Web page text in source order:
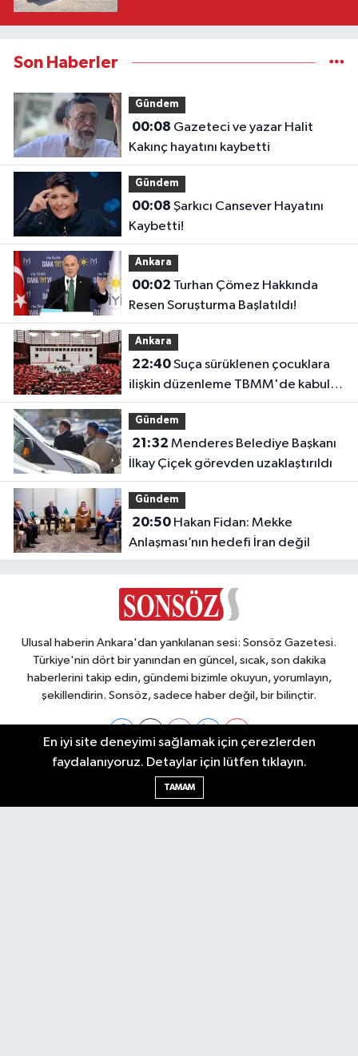
Son Haberler
Gündem
00:08
Kakınç hayatını kaybetti
Gündem
00:08
Kaybetti!
Ankara
00:02
Resen Soruşturma Başlatıldı!
Ankara
22:40Suça sürüklenen çocuklara
ilişkin düzenleme TBMM'de kabul
edildi
Gündem
21:32
İlkay Çiçek görevden uzaklaştırıldı
Gündem
20:50Hakan Fidan: Mekke
Anlaşması’nın hedefi İran değil
Ulusal haberin Ankara'dan yankılanan sesi: Sonsöz Gazetesi.
Türkiye'nin dört bir yanından en güncel, sıcak, son dakika
haberlerini takip edin, gündemi bizimle okuyun, yorumlayın,
şekillendirin. Sonsöz, sadece haber değil, bir bilinçtir.
Ankara Nöbetçi Eczaneler
En iyi site deneyimi sağlamak için çerezlerden
faydalanıyoruz. Detaylar için lütfen tıklayın.
TAMAM